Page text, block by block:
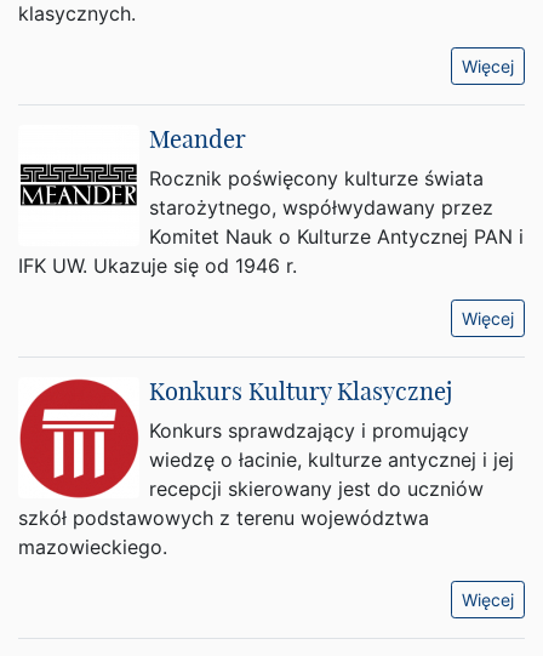
klasycznych.
Więcej
Meander
Rocznik poświęcony kulturze świata
starożytnego, współwydawany przez
Komitet Nauk o Kulturze Antycznej PAN i
IFK UW. Ukazuje się od 1946 r.
Więcej
Konkurs Kultury Klasycznej
Konkurs sprawdzający i promujący
wiedzę o łacinie, kulturze antycznej i jej
recepcji skierowany jest do uczniów
szkół podstawowych z terenu województwa
mazowieckiego.
Więcej